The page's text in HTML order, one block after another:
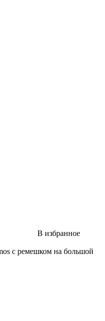
В избранное
с ремешком на большой